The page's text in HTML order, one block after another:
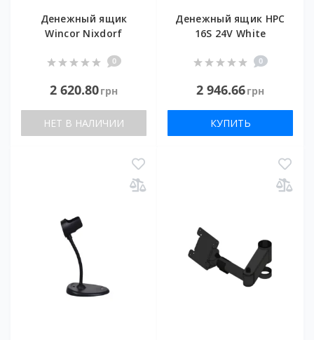
Денежный ящик
Wincor Nixdorf
0
2 620.80грн
НЕТ В НАЛИЧИИ
Денежный ящик HPC
16S 24V White
0
2 946.66грн
КУПИТЬ